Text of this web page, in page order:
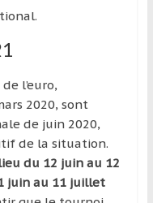
l’euro,
2020, sont
de juin 2020,
de la situation.
du 12 juin au 12
juin au 11 juillet